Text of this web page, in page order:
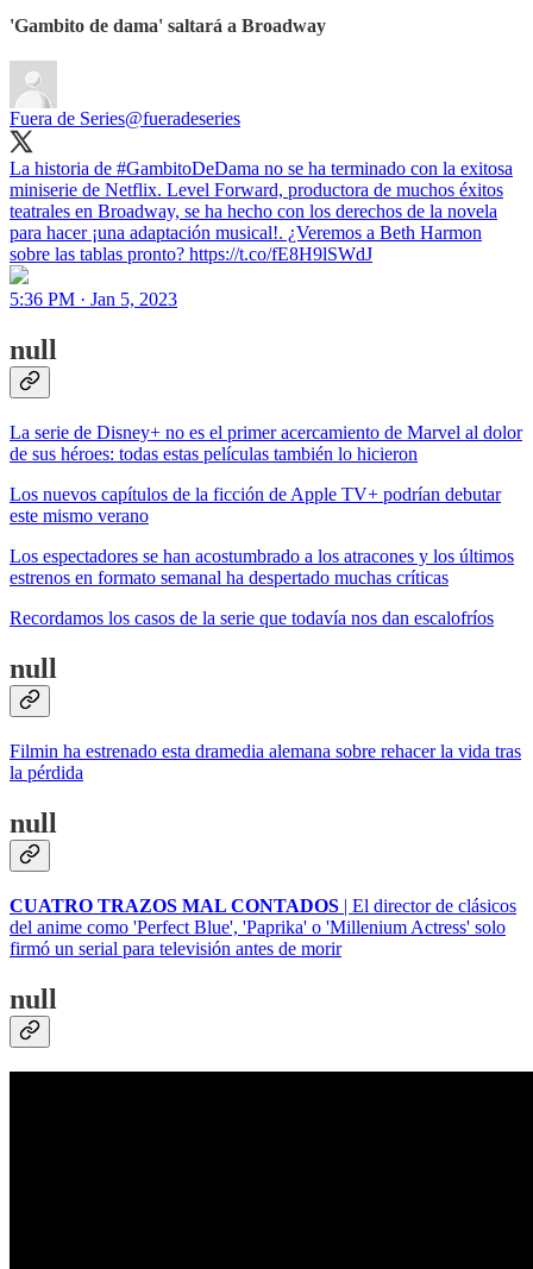
'Gambito de dama' saltará a Broadway
Fuera de Series@fueradeseries
La historia de #GambitoDeDama no se ha terminado con la exitosa
miniserie de Netflix. Level Forward, productora de muchos éxitos
teatrales en Broadway, se ha hecho con los derechos de la novela
para hacer ¡una adaptación musical!. ¿Veremos a Beth Harmon
sobre las tablas pronto? https://t.co/fE8H9lSWdJ
5:36 PM · Jan 5, 2023
null
La serie de Disney+ no es el primer acercamiento de Marvel al dolor
de sus héroes: todas estas películas también lo hicieron
Los nuevos capítulos de la ficción de Apple TV+ podrían debutar
este mismo verano
Los espectadores se han acostumbrado a los atracones y los últimos
estrenos en formato semanal ha despertado muchas críticas
Recordamos los casos de la serie que todavía nos dan escalofríos
null
Filmin ha estrenado esta dramedia alemana sobre rehacer la vida tras
la pérdida
null
CUATRO TRAZOS MAL CONTADOS | El director de clásicos
del anime como 'Perfect Blue', 'Paprika' o 'Millenium Actress' solo
firmó un serial para televisión antes de morir
null